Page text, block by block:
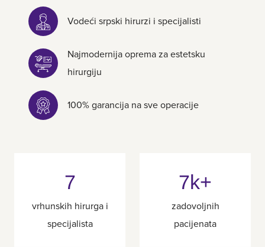
Vodeći srpski hirurzi i specijalisti
Najmodernija oprema za estetsku
hirurgiju
100% garancija na sve operacije
7
vrhunskih hirurga i
specijalista
7k+
zadovoljnih
pacijenata